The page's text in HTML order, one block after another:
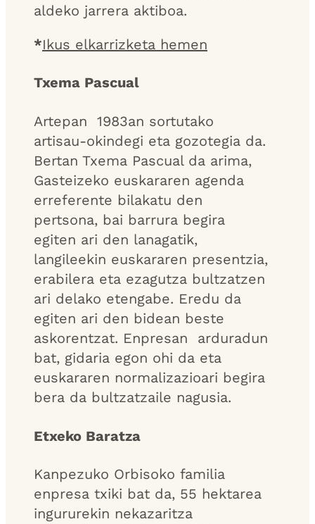
aldeko jarrera aktiboa.
*Ikus elkarrizketa hemen
Txema Pascual
Artepan 1983an sortutako
artisau-okindegi eta gozotegia da.
Bertan Txema Pascual da arima,
Gasteizeko euskararen agenda
erreferente bilakatu den
pertsona, bai barrura begira
egiten ari den lanagatik,
langileekin euskararen presentzia,
erabilera eta ezagutza bultzatzen
ari delako etengabe. Eredu da
egiten ari den bidean beste
askorentzat. Enpresan arduradun
bat, gidaria egon ohi da eta
euskararen normalizazioari begira
bera da bultzatzaile nagusia.
Etxeko Baratza
Kanpezuko Orbisoko familia
enpresa txiki bat da, 55 hektarea
ingururekin nekazaritza